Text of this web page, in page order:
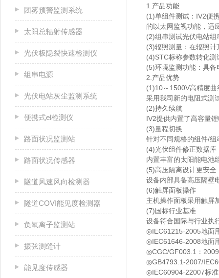
团雾预警监测系统
太阳总辐射传感器
光伏板隐裂快速检测仪
组串电源
光伏电站灰尘监测系统
便携式el检测仪
路面状况监测站
路面状况传感器
隧道风速风向检测器
隧道COVI能见度检测器
负氧离子监测站
振弦测缝计
能见度传感器
1.产品功能
(1)单组件测试：IV2便
的以太⽹监视功能，适
(2)组串测试光伏电站
(3)辐照测量：在辐照
(4)STC标称参数转化
(5)环境监测功能：具
2.产品优势
(1)10～1500V⾼精度曲
采⽤我司新的电阻式测
(2)持久续航
IV2提供内置了⾼容量
(3)量程切换
针对不同规格的组件/
(4)光伏组件修正数据库
内置丰富的太阳能电池
(5)⾼压隔离设计更安全
设备内部具备⾼压隔壁
(6)触屏⾯板操作
主机操作⾯板采⽤触屏
(7)国标⾏业基准
设备符合国际与⾏业执
◎IEC61215-2005地⾯
◎IEC61646-2008地⾯
◎CGC/GF003.1：
◎GB4793.1-2007/
◎IEC60904-22007标